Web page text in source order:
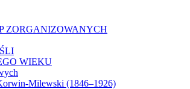
ZORGANIZOWANYCH
WIEKU
Milewski (1846–1926)